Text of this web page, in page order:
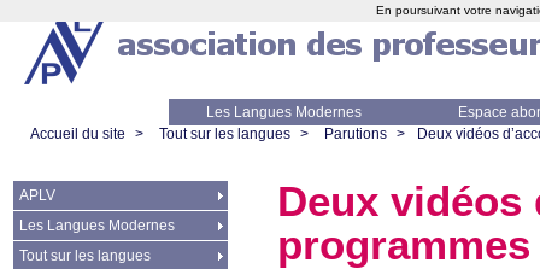
Les Langues Modernes
Espace
Accueil du site
> Tout sur les langues > Parutions > Deux vidéos
Deux vidéos
APLV
Les Langues Modernes
Tout sur les langues
En poursuivant votre